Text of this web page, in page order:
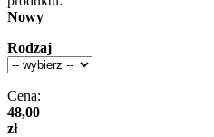
Nowy
Rodzaj
Cena:
48,00
zł